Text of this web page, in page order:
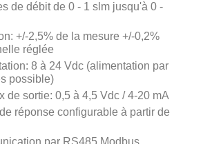
de débit de 0 - 1 slm jusqu'à 0 -
+/-2,5% de la mesure +/-0,2%
réglée
8 à 24 Vdc (alimentation par
possible)
de sortie: 0,5 à 4,5 Vdc / 4-20 mA
réponse configurable à partir de
par RS485 Modbus